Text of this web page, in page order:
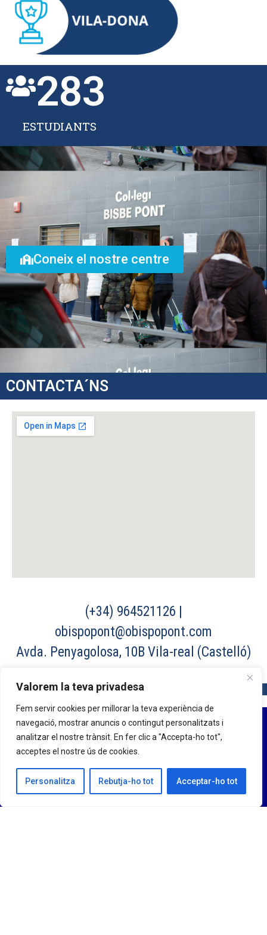
Valorem la teva privadesa
Fem servir cookies per millorar la teva experiència de
navegació, mostrar anuncis o contingut personalitzats i
analitzar el nostre trànsit. En fer clic a "Accepta-ho tot",
acceptes el nostre ús de cookies.
Personalitza Rebutja-ho tot Acceptar-ho tot
ESTUDIANTS
283
Coneix el nostre centre
CONTACTA´NS
(+34) 964521126 |
obispopont@obispopont.com
Avda. Penyagolosa, 10B Vila-real (Castelló)